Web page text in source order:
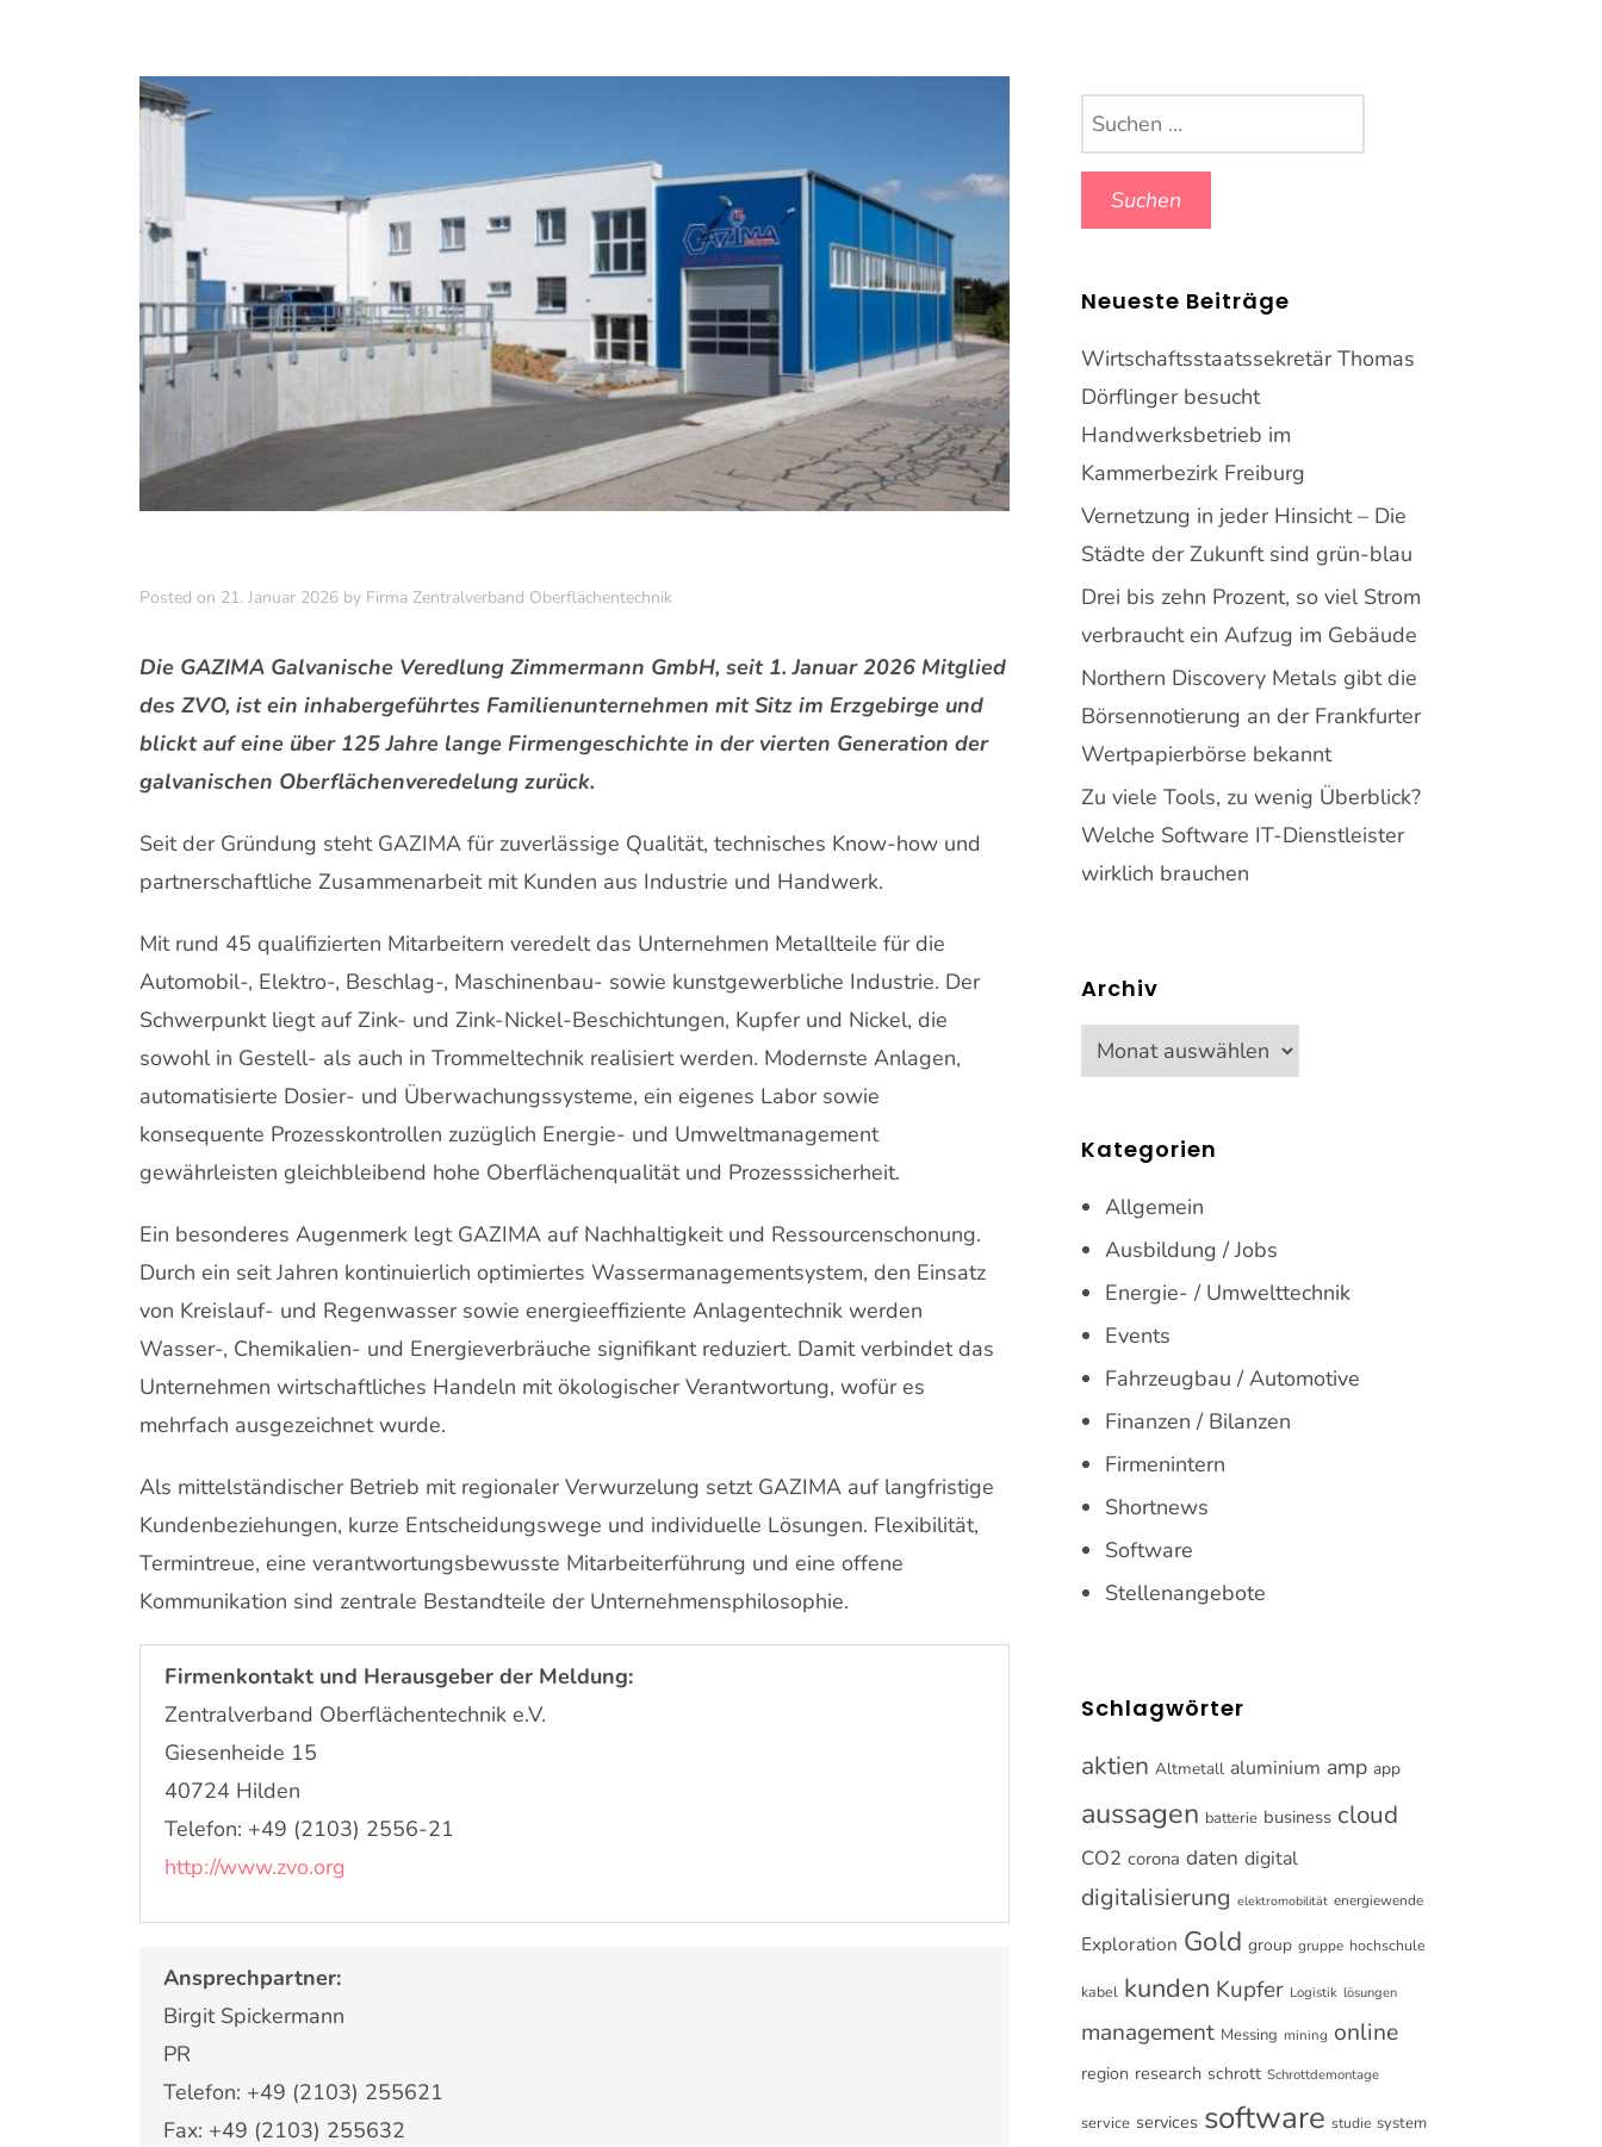
Posted on 21. Januar 2026 by Firma Zentralverband Oberflächentechnik
Die GAZIMA Galvanische Veredlung Zimmermann GmbH, seit 1. Januar 2026 Mitglied
des ZVO, ist ein inhabergeführtes Familienunternehmen mit Sitz im Erzgebirge und
blickt auf eine über 125 Jahre lange Firmengeschichte in der vierten Generation der
galvanischen Oberflächenveredelung zurück.
Seit der Gründung steht GAZIMA für zuverlässige Qualität, technisches Know-how und
partnerschaftliche Zusammenarbeit mit Kunden aus Industrie und Handwerk.
Mit rund 45 qualifizierten Mitarbeitern veredelt das Unternehmen Metallteile für die
Automobil-, Elektro-, Beschlag-, Maschinenbau- sowie kunstgewerbliche Industrie. Der
Schwerpunkt liegt auf Zink- und Zink-Nickel-Beschichtungen, Kupfer und Nickel, die
sowohl in Gestell- als auch in Trommeltechnik realisiert werden. Modernste Anlagen,
automatisierte Dosier- und Überwachungssysteme, ein eigenes Labor sowie
konsequente Prozesskontrollen zuzüglich Energie- und Umweltmanagement
gewährleisten gleichbleibend hohe Oberflächenqualität und Prozesssicherheit.
Ein besonderes Augenmerk legt GAZIMA auf Nachhaltigkeit und Ressourcenschonung.
Durch ein seit Jahren kontinuierlich optimiertes Wassermanagementsystem, den Einsatz
von Kreislauf- und Regenwasser sowie energieeffiziente Anlagentechnik werden
Wasser-, Chemikalien- und Energieverbräuche signifikant reduziert. Damit verbindet das
Unternehmen wirtschaftliches Handeln mit ökologischer Verantwortung, wofür es
mehrfach ausgezeichnet wurde.
Als mittelständischer Betrieb mit regionaler Verwurzelung setzt GAZIMA auf langfristige
Kundenbeziehungen, kurze Entscheidungswege und individuelle Lösungen. Flexibilität,
Termintreue, eine verantwortungsbewusste Mitarbeiterführung und eine offene
Kommunikation sind zentrale Bestandteile der Unternehmensphilosophie.
Firmenkontakt und Herausgeber der Meldung:
Zentralverband Oberflächentechnik e.V.
Giesenheide 15
40724 Hilden
Telefon: +49 (2103) 2556-21
http://www.zvo.org
Ansprechpartner:
Birgit Spickermann
PR
Telefon: +49 (2103) 255621
Fax: +49 (2103) 255632
Suchen
nach:
Neueste Beiträge
Wirtschaftsstaatssekretär Thomas
Dörflinger besucht
Handwerksbetrieb im
Kammerbezirk Freiburg
Vernetzung in jeder Hinsicht – Die
Städte der Zukunft sind grün-blau
Drei bis zehn Prozent, so viel Strom
verbraucht ein Aufzug im Gebäude
Northern Discovery Metals gibt die
Börsennotierung an der Frankfurter
Wertpapierbörse bekannt
Zu viele Tools, zu wenig Überblick?
Welche Software IT-Dienstleister
wirklich brauchen
Archiv
Archiv
Kategorien
Allgemein
Ausbildung / Jobs
Energie- / Umwelttechnik
Events
Fahrzeugbau / Automotive
Finanzen / Bilanzen
Firmenintern
Shortnews
Software
Stellenangebote
Schlagwörter
aktien Altmetall aluminium amp app
aussagen batterie business cloud
CO2 corona daten digital
digitalisierung elektromobilität energiewende
Exploration Gold group gruppe hochschule
kabel kunden Kupfer Logistik lösungen
management Messing mining online
region research schrott Schrottdemontage
service services software studie system